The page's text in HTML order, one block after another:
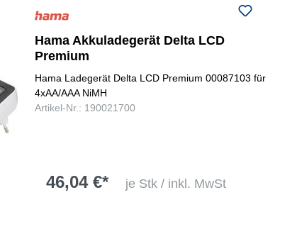
Hama Akkuladegerät Delta LCD
Premium
Hama Ladegerät Delta LCD Premium 00087103 für
4xAA/AAA NiMH
Artikel-Nr.: 190021700
46,04 €* je Stk / inkl. MwSt